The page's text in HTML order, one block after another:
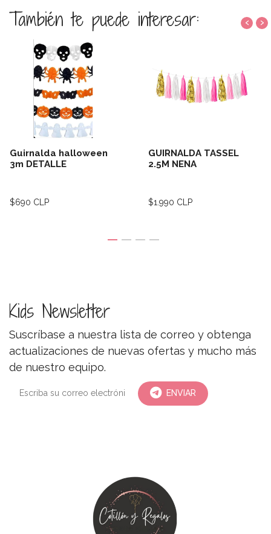
También te puede interesar:
Guirnalda halloween
3m DETALLE
$690 CLP
GUIRNALDA TASSEL
2.5M NENA
$1.990 CLP
‹ ›
Kids Newsletter
Suscríbase a nuestra lista de correo y obtenga
actualizaciones de nuevas ofertas y mucho más
de nuestro equipo.
ENVIAR